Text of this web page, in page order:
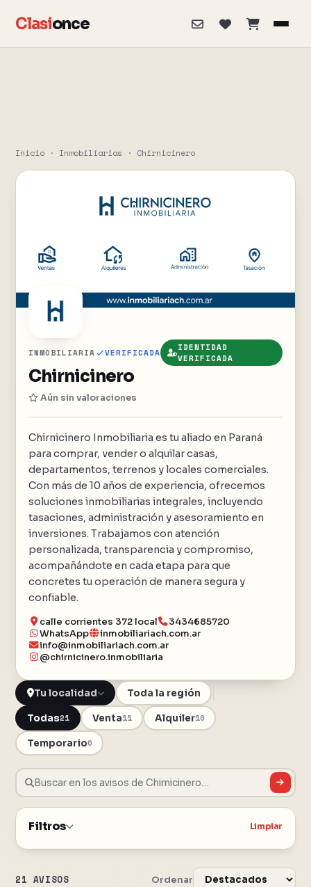
Clasionce
Inicio · Inmobiliarias · Chirnicinero
INMOBILIARIA VERIFICADA
IDENTIDAD
VERIFICADA
Chirnicinero
Aún sin valoraciones
Chirnicinero Inmobiliaria es tu aliado en Paraná
para comprar, vender o alquilar casas,
departamentos, terrenos y locales comerciales.
Con más de 10 años de experiencia, ofrecemos
soluciones inmobiliarias integrales, incluyendo
tasaciones, administración y asesoramiento en
inversiones. Trabajamos con atención
personalizada, transparencia y compromiso,
acompañándote en cada etapa para que
concretes tu operación de manera segura y
confiable.
calle corrientes 372 local
3434685720
WhatsApp
inmobiliariach.com.ar
info@inmobiliariach.com.ar
@chirnicinero.inmobiliaria
Toda la región
Todas21 Venta11 Alquiler10
Temporario0
Filtros Limpiar
21 AVISOS Ordenar